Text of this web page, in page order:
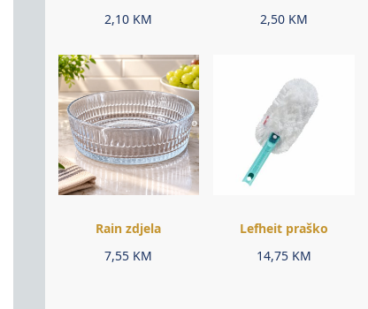
2,10 KM
2,50 KM
Rain zdjela
7,55 KM
Lefheit praško
14,75 KM